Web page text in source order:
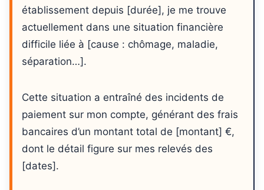
établissement depuis [durée], je me trouve
actuellement dans une situation financière
difficile liée à [cause : chômage, maladie,
séparation…].
Cette situation a entraîné des incidents de
paiement sur mon compte, générant des frais
bancaires d’un montant total de [montant] €,
dont le détail figure sur mes relevés des
[dates].